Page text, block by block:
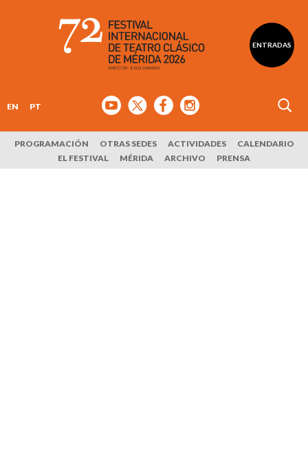
ENTRADAS
EN PT
PROGRAMACIÓN OTRAS SEDES ACTIVIDADES
CALENDARIO
EL FESTIVAL
MÉRIDA ARCHIVO PRENSA